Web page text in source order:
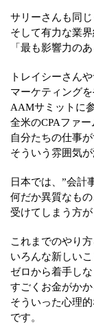
サリーさんも同
そして有力な業
「最も影響力の
トレイシーさん
マーケティングを
AAMサミットに
全米のCPAファ
自分たちの仕事
そういう雰囲気が
日本では、”会計
何だか異質なも
受けてしまう方
これまでのやり方
いろんな新しいこ
ゼロから着手し
すごくお金がかか
そういった心理
です。